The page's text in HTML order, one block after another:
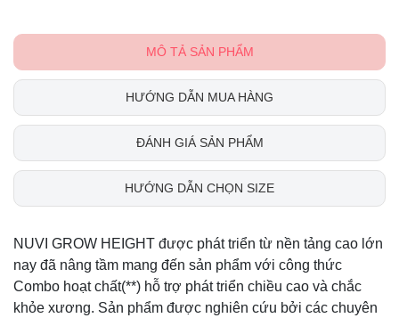
MÔ TẢ SẢN PHẨM
HƯỚNG DẪN MUA HÀNG
ĐÁNH GIÁ SẢN PHẨM
HƯỚNG DẪN CHỌN SIZE
NUVI GROW HEIGHT được phát triển từ nền tảng cao lớn
nay đã nâng tầm mang đến sản phẩm với công thức
Combo hoạt chất(**) hỗ trợ phát triển chiều cao và chắc
khỏe xương. Sản phẩm được nghiên cứu bởi các chuyên